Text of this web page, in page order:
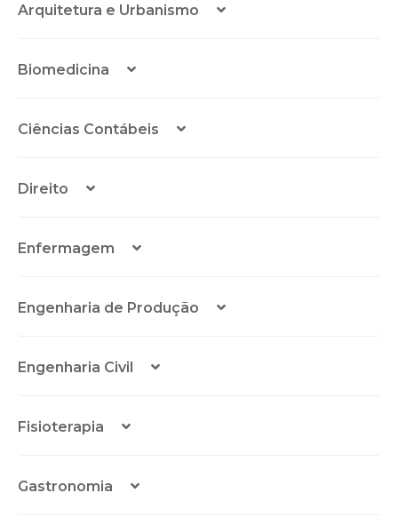
Arquitetura e Urbanismo
Biomedicina
Ciências Contábeis
Direito
Enfermagem
Engenharia de Produção
Engenharia Civil
Fisioterapia
Gastronomia